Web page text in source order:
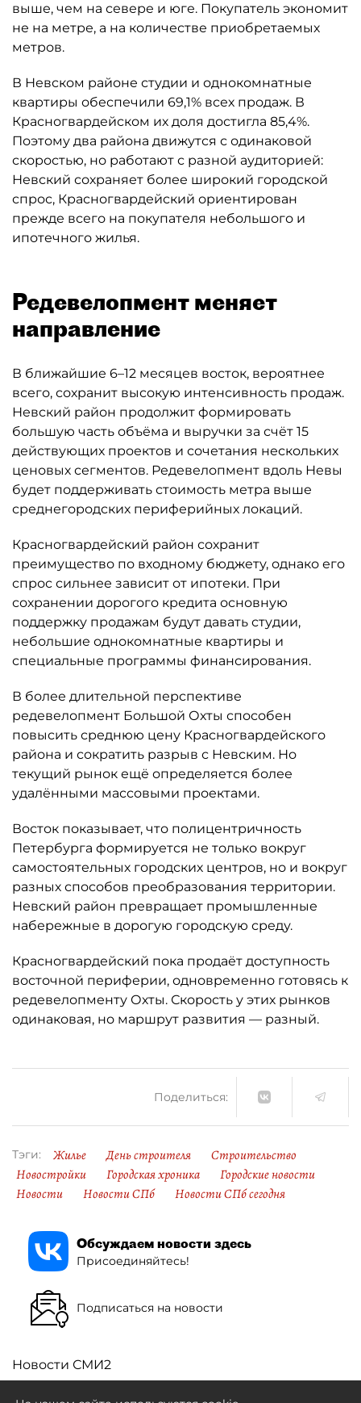
выше, чем на севере и юге. Покупатель экономит
не на метре, а на количестве приобретаемых
метров.
В Невском районе студии и однокомнатные
квартиры обеспечили 69,1% всех продаж. В
Красногвардейском их доля достигла 85,4%.
Поэтому два района движутся с одинаковой
скоростью, но работают с разной аудиторией:
Невский сохраняет более широкий городской
спрос, Красногвардейский ориентирован
прежде всего на покупателя небольшого и
ипотечного жилья.
Редевелопмент меняет
направление
В ближайшие 6–12 месяцев восток, вероятнее
всего, сохранит высокую интенсивность продаж.
Невский район продолжит формировать
большую часть объёма и выручки за счёт 15
действующих проектов и сочетания нескольких
ценовых сегментов. Редевелопмент вдоль Невы
будет поддерживать стоимость метра выше
среднегородских периферийных локаций.
Красногвардейский район сохранит
преимущество по входному бюджету, однако его
спрос сильнее зависит от ипотеки. При
сохранении дорогого кредита основную
поддержку продажам будут давать студии,
небольшие однокомнатные квартиры и
специальные программы финансирования.
В более длительной перспективе
редевелопмент Большой Охты способен
повысить среднюю цену Красногвардейского
района и сократить разрыв с Невским. Но
текущий рынок ещё определяется более
удалёнными массовыми проектами.
Восток показывает, что полицентричность
Петербурга формируется не только вокруг
самостоятельных городских центров, но и вокруг
разных способов преобразования территории.
Невский район превращает промышленные
набережные в дорогую городскую среду.
Красногвардейский пока продаёт доступность
восточной периферии, одновременно готовясь к
редевелопменту Охты. Скорость у этих рынков
одинаковая, но маршрут развития — разный.
Поделиться:
Тэги: Жилье День строителя
Строительство
Новостройки
Городская хроника
Городские новости
Новости
Новости СПб Новости СПб сегодня
Обсуждаем новости здесь
Присоединяйтесь!
Подписаться на новости
Новости СМИ2